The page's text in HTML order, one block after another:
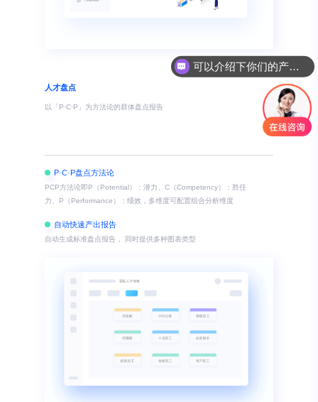
人才盘点
以「P·C·P」为方法论的群体盘点报告
P·C·P盘点方法论
PCP方法论即P（Potential）：潜力、C（Competency）：胜任
力、P（Performance）：绩效，多维度可配置组合分析维度
自动快速产出报告
自动生成标准盘点报告， 同时提供多种图表类型
可以介绍下你们的产品么